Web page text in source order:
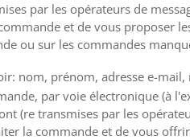
par les opérateurs de
et de vous proposer
ou sur les commandes
nom, prénom, adresse e-
par voie électronique (à
(re transmises par les
la commande et de vous